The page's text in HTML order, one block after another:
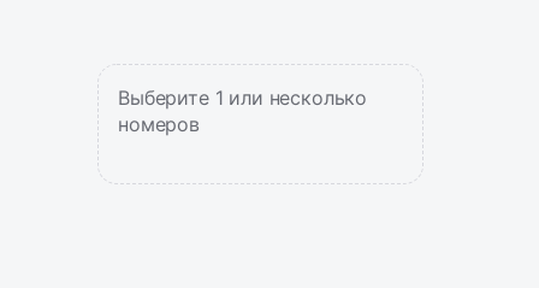
Выберите 1 или несколько
номеров